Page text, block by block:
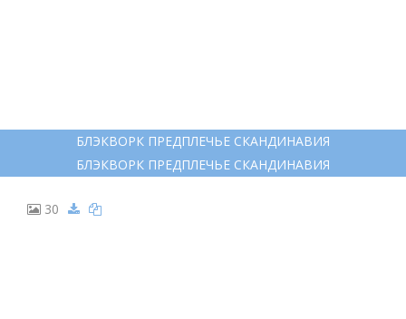
БЛЭКВОРК ПРЕДПЛЕЧЬЕ СКАНДИНАВИЯ
БЛЭКВОРК ПРЕДПЛЕЧЬЕ СКАНДИНАВИЯ
30